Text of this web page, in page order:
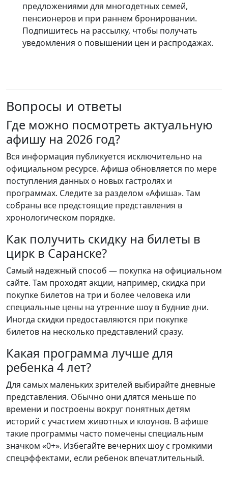
предложениями для многодетных семей,
пенсионеров и при раннем бронировании.
Подпишитесь на рассылку, чтобы получать
уведомления о повышении цен и распродажах.
Вопросы и ответы
Где можно посмотреть актуальную
афишу на 2026 год?
Вся информация публикуется исключительно на
официальном ресурсе. Афиша обновляется по мере
поступления данных о новых гастролях и
программах. Следите за разделом «Афиша». Там
собраны все предстоящие представления в
хронологическом порядке.
Как получить скидку на билеты в
цирк в Саранске?
Самый надежный способ — покупка на официальном
сайте. Там проходят акции, например, скидка при
покупке билетов на три и более человека или
специальные цены на утренние шоу в будние дни.
Иногда скидки предоставляются при покупке
билетов на несколько представлений сразу.
Какая программа лучше для
ребенка 4 лет?
Для самых маленьких зрителей выбирайте дневные
представления. Обычно они длятся меньше по
времени и построены вокруг понятных детям
историй с участием животных и клоунов. В афише
такие программы часто помечены специальным
значком «0+». Избегайте вечерних шоу с громкими
спецэффектами, если ребенок впечатлительный.